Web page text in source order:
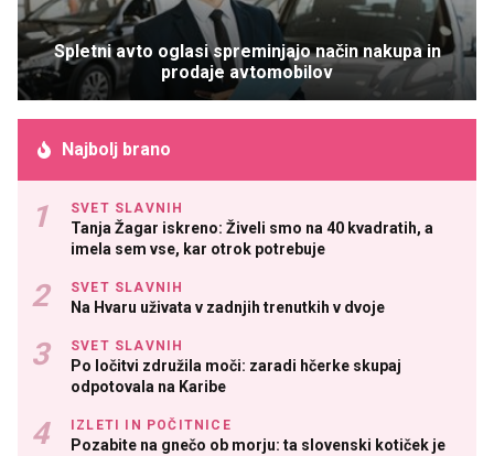
Spletni avto oglasi spreminjajo način nakupa in
prodaje avtomobilov
Najbolj brano
SVET SLAVNIH
Tanja Žagar iskreno: Živeli smo na 40 kvadratih, a
imela sem vse, kar otrok potrebuje
SVET SLAVNIH
Na Hvaru uživata v zadnjih trenutkih v dvoje
SVET SLAVNIH
Po ločitvi združila moči: zaradi hčerke skupaj
odpotovala na Karibe
IZLETI IN POČITNICE
Pozabite na gnečo ob morju: ta slovenski kotiček je